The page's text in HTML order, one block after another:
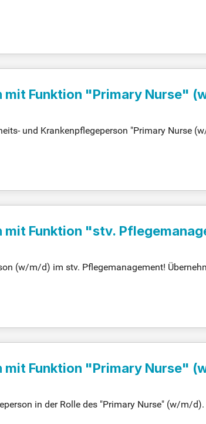
dich jetzt!
mit Funktion "Primary Nurse"
und Krankenpflegeperson "Primary Nurse
Sie sich jetzt!
mit Funktion "stv.
(w/m/d) im stv. Pflegemanagement!
gestalte mit uns die Zukunft der
mit Funktion "Primary Nurse"
in der Rolle des "Primary Nurse" (w/m/
Bewerben Sie sich jetzt!